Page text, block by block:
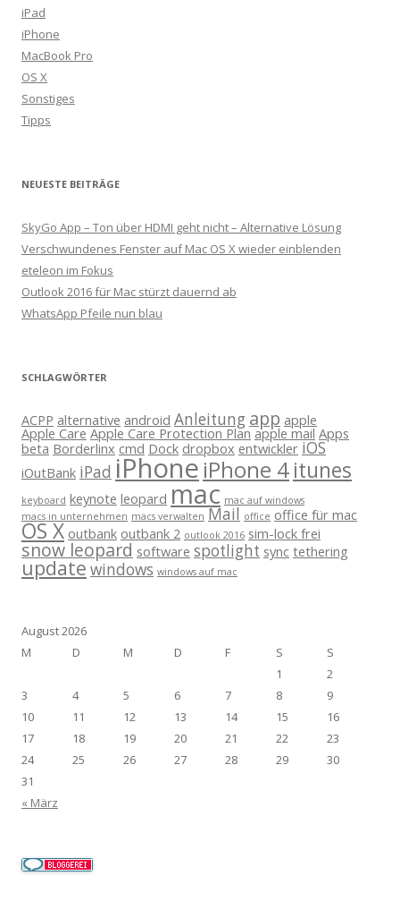
iPad
iPhone
MacBook Pro
OS X
Sonstiges
Tipps
NEUESTE BEITRÄGE
SkyGo App – Ton über HDMI geht nicht – Alternative Lösung
Verschwundenes Fenster auf Mac OS X wieder einblenden
eteleon im Fokus
Outlook 2016 für Mac stürzt dauernd ab
WhatsApp Pfeile nun blau
SCHLAGWÖRTER
ACPP alternative android Anleitung app apple
Apple Care Apple Care Protection Plan apple mail Apps
beta Borderlinx cmd Dock dropbox entwickler iOS
iOutBank iPad iPhone iPhone 4itunes
keyboard keynote leopard mac mac auf windows
macs in unternehmen macs verwalten Mail office office für mac
OS X outbank outbank 2 outlook 2016 sim-lock frei
snow leopard software spotlight sync tethering
update windows windows auf mac
August 2026
M
D M D F S
S
1
2
3
4 5 6 7 8
9
10
11 12 13 14 15
16
17
18 19 20 21 22
23
24
25 26 27 28 29
30
31
« März